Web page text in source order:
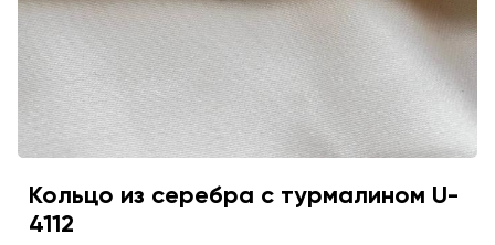
Кольцо из серебра с турмалином U-
4112